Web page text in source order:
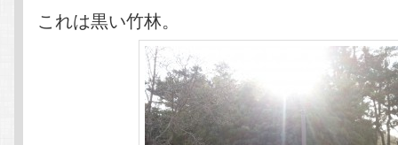
これは黒い竹林。